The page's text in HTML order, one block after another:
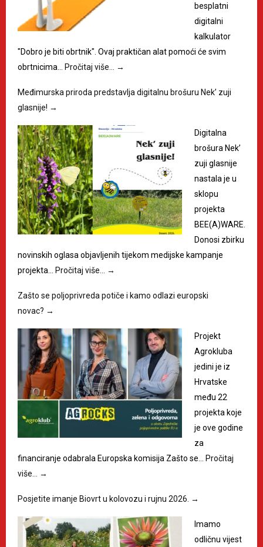
besplatni
digitalni
kalkulator
"Dobro je biti obrtnik". Ovaj praktičan alat pomoći će svim
obrtnicima…
Pročitaj više… →
Međimurska priroda predstavlja digitalnu brošuru Nek’ zuji
glasnije! →
Digitalna
brošura Nek’
zuji glasnije
nastala je u
sklopu
projekta
BEE(A)WARE.
Donosi zbirku
novinskih oglasa objavljenih tijekom medijske kampanje
projekta…
Pročitaj više… →
Zašto se poljoprivreda potiče i kamo odlazi europski
novac? →
Projekt
Agrokluba
jedini je iz
Hrvatske
među 22
projekta koje
je ove godine
za
financiranje odabrala Europska komisija Zašto se…
Pročitaj
više…
→
Posjetite imanje Biovrt u kolovozu i rujnu 2026. →
Imamo
odličnu vijest